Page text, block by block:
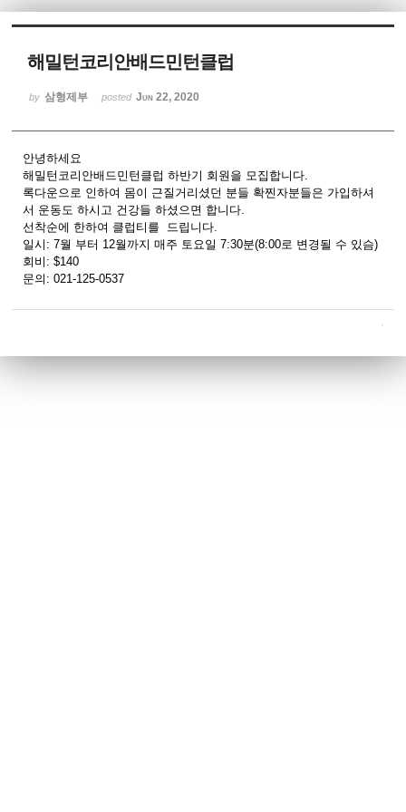
해밀턴코리안배드민턴클럽
by 삼형제부 posted Jun 22, 2020
안녕하세요
해밀턴코리안배드민턴클럽 하반기 회원을 모집합니다.
록다운으로 인하여 몸이 근질거리셨던 분들 확찐자분들은 가입하셔
서 운동도 하시고 건강들 하셨으면 합니다.
선착순에 한하여 클럽티를 드립니다.
일시: 7월 부터 12월까지 매주 토요일 7:30분(8:00로 변경될 수 있슴)
회비: $140
문의: 021-125-0537
Sketchbook5, 스케치북5
Sketchbook5, 스케치북5